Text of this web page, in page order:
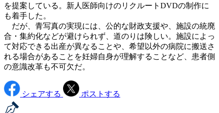
を提案している。新人医師向けのリクルートDVDの制作に
も着手した。
だが、青写真の実現には、公的な財政支援や、施設の統廃
合・集約化などが避けられず、道のりは険しい。施設によっ
て対応できる出産が異なることや、希望以外の病院に搬送さ
れる場合があることを妊婦自身が理解することなど、患者側
の意識改革も不可欠だ。
シェアする ポストする